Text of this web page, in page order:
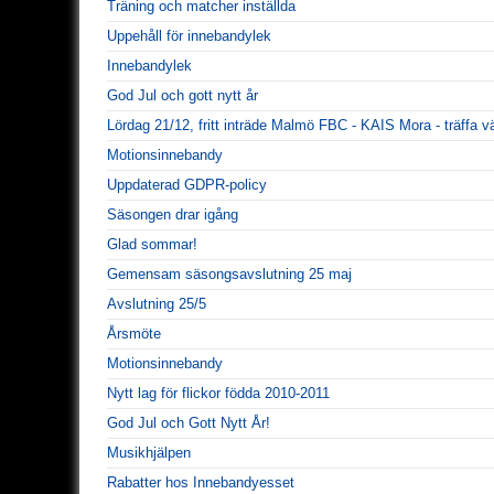
Träning och matcher inställda
Uppehåll för innebandylek
Innebandylek
God Jul och gott nytt år
Lördag 21/12, fritt inträde Malmö FBC - KAIS Mora - träffa
Motionsinnebandy
Uppdaterad GDPR-policy
Säsongen drar igång
Glad sommar!
Gemensam säsongsavslutning 25 maj
Avslutning 25/5
Årsmöte
Motionsinnebandy
Nytt lag för flickor födda 2010-2011
God Jul och Gott Nytt År!
Musikhjälpen
Rabatter hos Innebandyesset